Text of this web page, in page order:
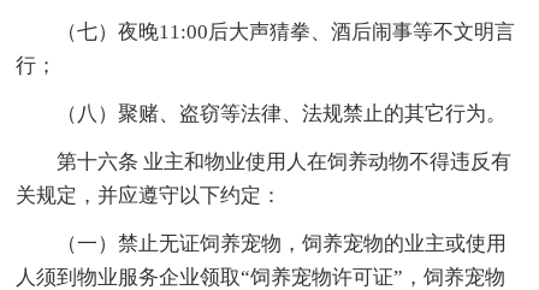
（七）夜晚11:00后大声猜拳、酒后闹事等不文明言
行；
（八）聚赌、盗窃等法律、法规禁止的其它行为。
第十六条 业主和物业使用人在饲养动物不得违反有
关规定，并应遵守以下约定：
（一）禁止无证饲养宠物，饲养宠物的业主或使用
人须到物业服务企业领取“饲养宠物许可证”，饲养宠物